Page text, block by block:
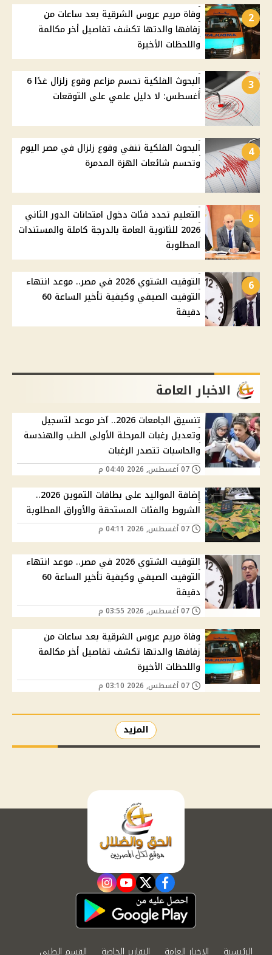
2
وفاة مريم عروس الشرقية بعد ساعات من
زفافها والدتها تكشف تفاصيل أخر مكالمة
واللحظات الأخيرة
3
البحوث الفلكية تحسم مزاعم وقوع زلزال غدًا 6
أغسطس: لا دليل علمي على التوقعات
4
البحوث الفلكية تنفي وقوع زلزال في مصر اليوم
وتحسم شائعات الهزة المدمرة
5
التعليم تحدد فئات دخول امتحانات الدور الثاني
2026 للثانوية العامة بالدرجة كاملة والمستندات
المطلوبة
6
التوقيت الشتوي 2026 في مصر.. موعد انتهاء
التوقيت الصيفي وكيفية تأخير الساعة 60
دقيقة
الاخبار العامة
تنسيق الجامعات 2026.. آخر موعد لتسجيل
وتعديل رغبات المرحلة الأولى الطب والهندسة
والحاسبات تتصدر الرغبات
إضافة المواليد على بطاقات التموين 2026..
الشروط والفئات المستحقة والأوراق المطلوبة
التوقيت الشتوي 2026 في مصر.. موعد انتهاء
التوقيت الصيفي وكيفية تأخير الساعة 60
دقيقة
وفاة مريم عروس الشرقية بعد ساعات من
زفافها والدتها تكشف تفاصيل أخر مكالمة
واللحظات الأخيرة
المزيد
facebook
twitter
youtube
instagram
الرئيسية الاخبار العامة التقارير الخاصة القسم الطبي